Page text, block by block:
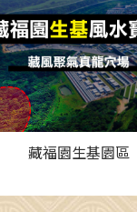
藏福園生基園區